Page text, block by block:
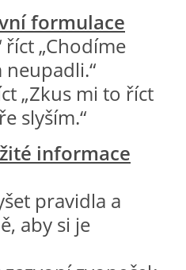
PODZIM
ZIMA
ČERVNA
formulace
říct „Chodíme
„Zkus mi to říct
slyším.“
informace
pravidla a
aby si je